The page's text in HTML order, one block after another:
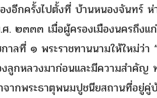
องอีกครั้งไปตั้งที่ บ้านหนองจันทร์
๒๓๓๓ เมื่อผู้ครองเมืองนครถึงแ
าลที่ ๑ พระราชทานนามให้ใหม่ว่
ลูกหลวงมาก่อนและมีความสำคัญ
ากพระธาตุพนมปูชนียสถานที่อยู่คู่